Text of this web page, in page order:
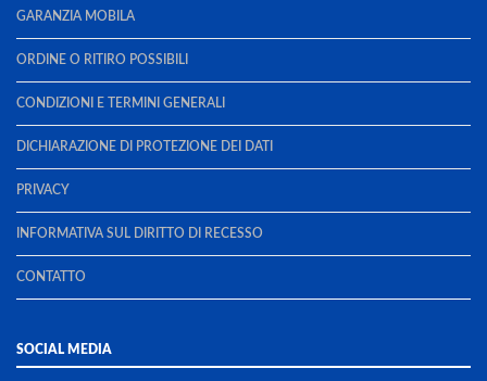
GARANZIA MOBILA
ORDINE O RITIRO POSSIBILI
CONDIZIONI E TERMINI GENERALI
DICHIARAZIONE DI PROTEZIONE DEI DATI
PRIVACY
INFORMATIVA SUL DIRITTO DI RECESSO
CONTATTO
SOCIAL MEDIA